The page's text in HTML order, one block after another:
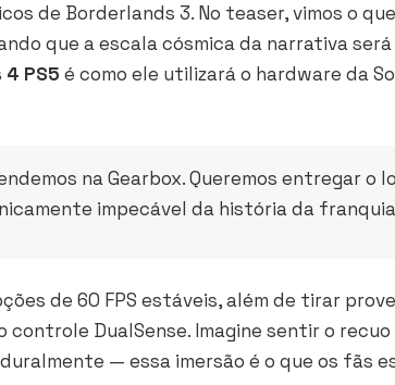
de Borderlands 3. No teaser, vimos o
que a escala cósmica da narrativa será
PS5 é como ele utilizará o hardware da
na Gearbox. Queremos entregar o
impecável da história da
de 60 FPS estáveis, além de tirar
controle DualSense. Imagine sentir o
— essa imersão é o que os fãs